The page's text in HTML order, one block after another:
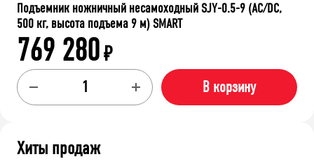
Подъемник ножничный несамоходный SJY-0.5-9 (AC/DC,
500 кг, высота подъема 9 м) SMART
769 280₽
В корзину
Хиты продаж